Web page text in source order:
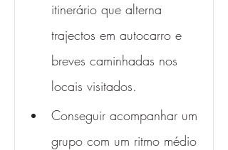
itinerário que alterna
trajectos em autocarro e
breves caminhadas nos
locais visitados.
Conseguir acompanhar um
grupo com um ritmo médio